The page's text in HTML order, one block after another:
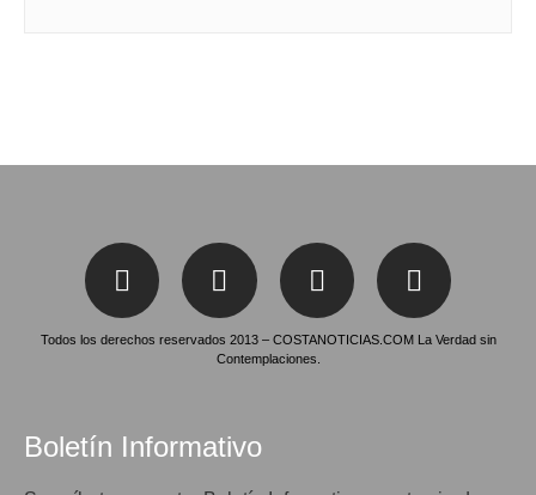
Todos los derechos reservados 2013 – COSTANOTICIAS.COM La Verdad sin
Contemplaciones.
Boletín Informativo